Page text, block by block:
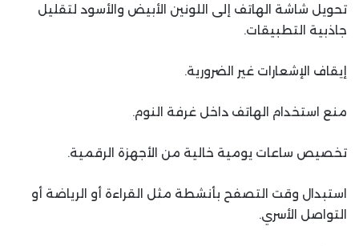
تحويل شاشة الهاتف إلى اللونين الأبيض والأسود لتقليل
جاذبية التطبيقات.
إيقاف الإشعارات غير الضرورية.
منع استخدام الهاتف داخل غرفة النوم.
تخصيص ساعات يومية خالية من الأجهزة الرقمية.
استبدال وقت التصفح بأنشطة مثل القراءة أو الرياضة أو
التواصل الأسري.